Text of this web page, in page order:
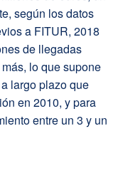
según los datos
a FITUR, 2018
de llegadas
lo que supone
largo plazo que
en 2010, y para
entre un 3 y un